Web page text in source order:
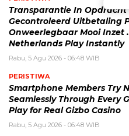
Transparantie In Opdracht
Gecontroleerd Uitbetaling
Onweerlegbaar Mooi Inzet
Netherlands Play Instantly
Rabu, 5 Agu 2026 - 06:48 WIB
PERISTIWA
Smartphone Members Try
Seamlessly Through Every
Play for Real Gizbo Casino
Rabu, 5 Agu 2026 - 06:48 WIB